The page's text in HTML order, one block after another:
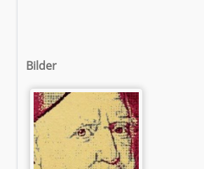
Bilder